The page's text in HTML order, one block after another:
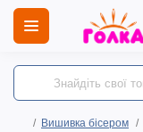
Вишивка бісером